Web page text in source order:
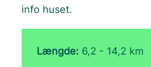
info huset.
Længde: 6,2 - 14,2 km